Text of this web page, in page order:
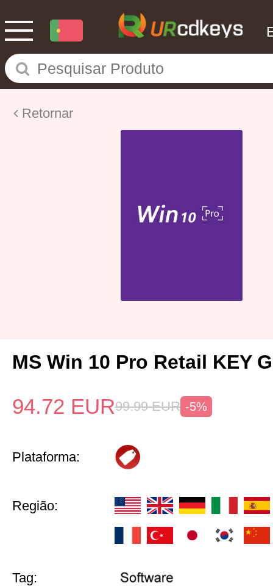
Retornar
MS Win 10 Pro Retail KEY
94.72 EUR99.99 EUR -5%
Plataforma:
Região:
Tag: